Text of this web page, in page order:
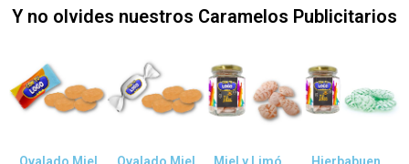
Y no olvides nuestros Caramelos Publicitarios
Vista rápida Vista rápida Vista rápida Vista rápida